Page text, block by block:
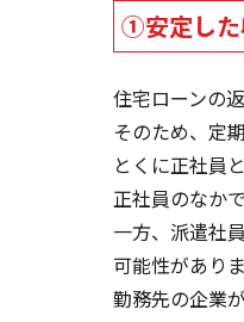
①安定した
住宅ローンの
そのため、定
とくに正社員
正社員のなか
一方、派遣社
可能性がありま
勤務先の企業